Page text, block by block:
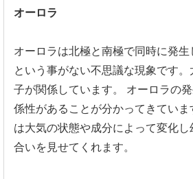
オーロラ
オーロラは北極と南極で同時に発生
という事がない不思議な現象です。
子が関係しています。
オーロラの
係性があることが分かってきてい ま
は大気の状態や成分によって変化
合いを見せてくれます。